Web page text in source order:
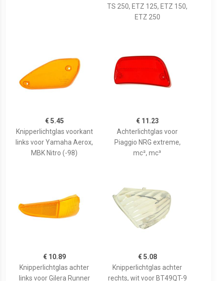
TS 250, ETZ 125, ETZ 150,
ETZ 250
€ 5.45
Knipperlichtglas voorkant
links voor Yamaha Aerox,
MBK Nitro (-98)
€ 11.23
Achterlichtglas voor
Piaggio NRG extreme,
mc², mc³
€ 10.89
Knipperlichtglas achter
links voor Gilera Runner
€ 5.08
Knipperlichtglas achter
rechts, wit voor BT49QT-9